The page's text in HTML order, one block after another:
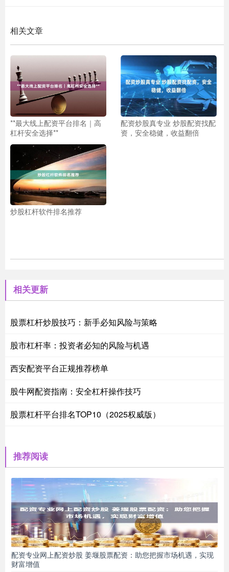
相关文章
**最大线上配资平台排名｜高
杠杆安全选择**
配资炒股真专业 炒股配资找配
资，安全稳健，收益翻倍
炒股杠杆软件排名推荐
相关更新
股票杠杆炒股技巧：新手必知风险与策略
股市杠杆率：投资者必知的风险与机遇
西安配资平台正规推荐榜单
股牛网配资指南：安全杠杆操作技巧
股票杠杆平台排名TOP10（2025权威版）
推荐阅读
配资专业网上配资炒股 姜堰股票配资：助您把握市场机遇，实现
财富增值